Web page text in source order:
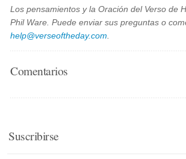
Los pensamientos y la Oración del Verso de
Phil Ware. Puede enviar sus preguntas o
help@verseoftheday.com
Comentarios
Suscribirse